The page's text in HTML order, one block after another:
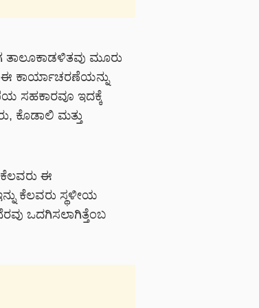
ಮೂರು
ಈ ಕಾರ್ಯಾಚರಣೆಯನ್ನು
ಸಹಕಾರವೂ ಇದಕ್ಕೆ
ಕೊಡಾಲಿ ಮತ್ತು
ಈ
ಕೆಲವರು ಸ್ಥಳೀಯ
ಒದಗಿಸಲಾಗಿತ್ತೆಂಬ